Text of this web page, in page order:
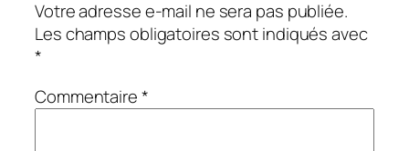
Votre adresse e-mail ne sera pas publiée.
Les champs obligatoires sont indiqués avec
*
Commentaire*